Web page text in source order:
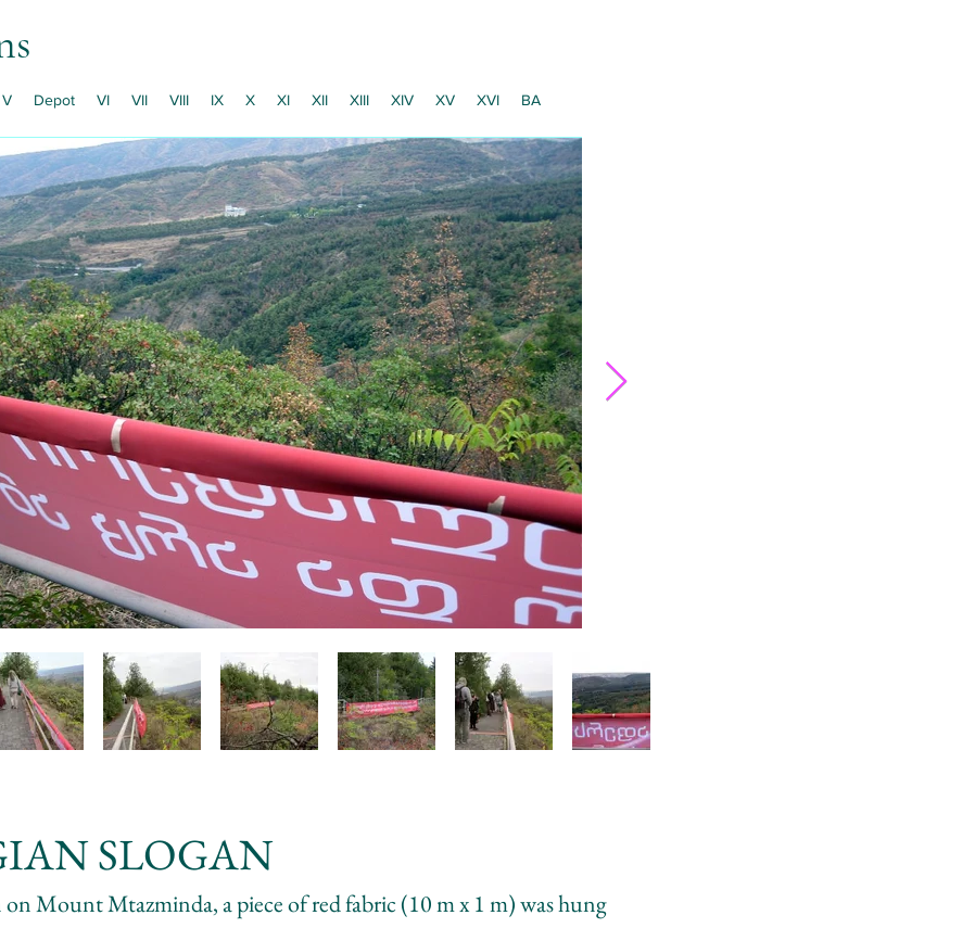
V Depot VI VII VIII IX X XI XII XIII XIV XV XVI BA
SLOGAN
Mount Mtazminda, a piece of red fabric (10 m x 1 m) was hung